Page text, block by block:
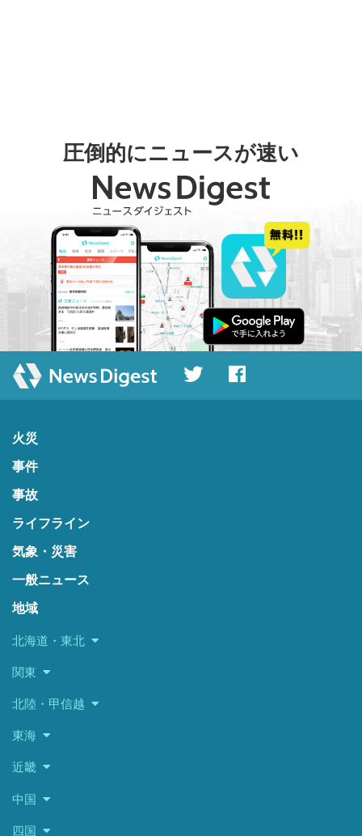
圧倒的にニュースが速い
火災
事件
事故
ライフライン
気象・災害
一般ニュース
地域
北海道・東北
関東
北陸・甲信越
東海
近畿
中国
四国